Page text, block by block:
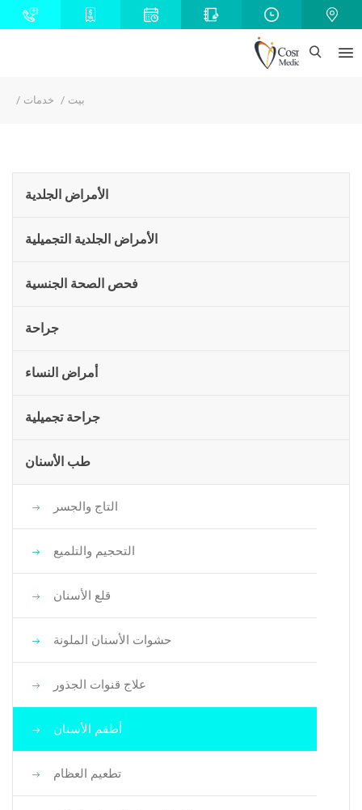
بيت خدمات
الأمراض الجلدية
الأمراض الجلدية التجميلية
فحص الصحة الجنسية
جراحة
أمراض النساء
جراحة تجميلية
طب الأسنان
التاج والجسر
التحجيم والتلميع
قلع الأسنان
حشوات الأسنان الملونة
علاج قنوات الجذور
أطقم الأسنان
تطعيم العظام